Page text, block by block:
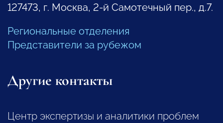
127473, г. Москва, 2-й Самотечный пер., д.7.
Региональные отделения
Представители за рубежом
Другие контакты
Центр экспертизы и аналитики проблем